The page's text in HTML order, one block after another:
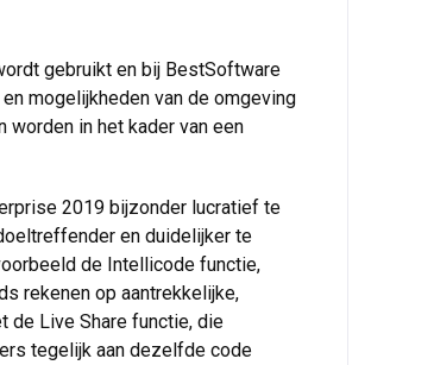
gebruikt en bij BestSoftware
mogelijkheden van de omgeving
in het kader van een
2019 bijzonder lucratief te
en duidelijker te
de Intellicode functie,
rekenen op aantrekkelijke,
de Live Share functie, die
tegelijk aan dezelfde code